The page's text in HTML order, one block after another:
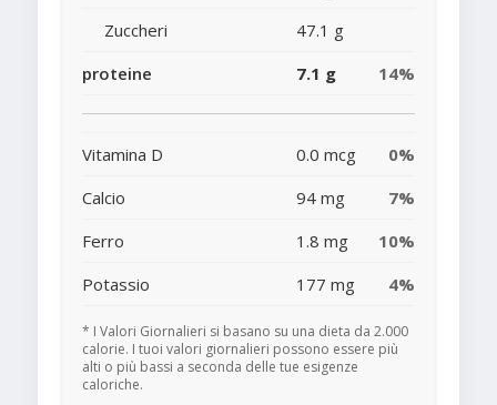
Zuccheri
47.1 g
proteine
7.1 g 14%
Vitamina D 0.0 mcg
0%
Calcio
94 mg
7%
Ferro
1.8 mg
10%
Potassio
177 mg 4%
* I Valori Giornalieri si basano su una dieta da 2.000
calorie. I tuoi valori giornalieri possono essere più
alti o più bassi a seconda delle tue esigenze
caloriche.